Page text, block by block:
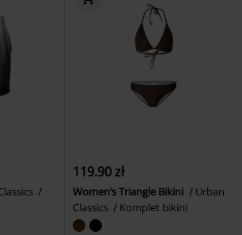
119.90 zł
Women’s Triangle Bikini
Urban
Classics
Komplet bikini